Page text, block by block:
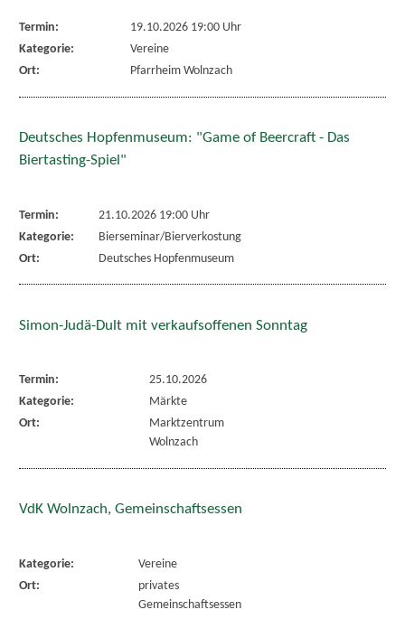
Termin:
19.10.2026 19:00 Uhr
Kategorie:
Vereine
Ort:
Pfarrheim Wolnzach
Deutsches Hopfenmuseum: "Game of Beercraft - Das
Biertasting-Spiel"
Termin:
21.10.2026 19:00 Uhr
Kategorie:
Bierseminar/Bierverkostung
Ort:
Deutsches Hopfenmuseum
Simon-Judä-Dult mit verkaufsoffenen Sonntag
Termin:
25.10.2026
Kategorie:
Märkte
Ort:
Marktzentrum
Wolnzach
VdK Wolnzach, Gemeinschaftsessen
Kategorie:
Vereine
Ort:
privates
Gemeinschaftsessen